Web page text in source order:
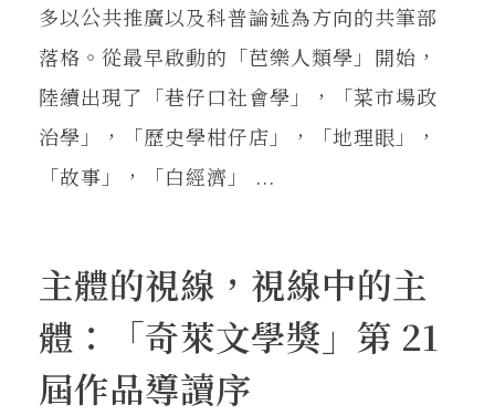
多以公共推廣以及科普論述為方向的共筆部
落格。從最早啟動的「芭樂人類學」開始，
陸續出現了「巷仔口社會學」，「菜市場政
治學」，「歷史學柑仔店」，「地理眼」，
「故事」，「白經濟」 ...
主體的視線，視線中的主
體：「奇萊文學獎」第 21
屆作品導讀序